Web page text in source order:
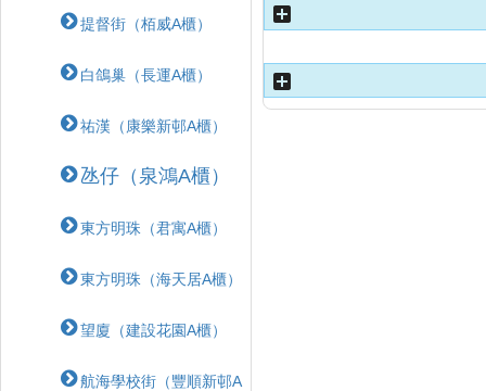
提督街（栢威A櫃）
白鴿巢（長運A櫃）
祐漢（康樂新邨A櫃）
氹仔（泉鴻A櫃）
東方明珠（君寓A櫃）
東方明珠（海天居A櫃）
望廈（建設花園A櫃）
航海學校街（豐順新邨A